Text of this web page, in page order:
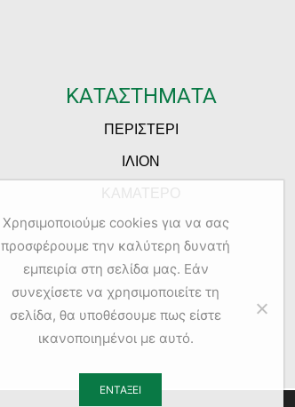
ΚΑΤΑΣΤΗΜΑΤΑ
ΠΕΡΙΣΤΕΡΙ
ΙΛΙΟΝ
Χρησιμοποιούμε cookies για να σας
προσφέρουμε την καλύτερη δυνατή
εμπειρία στη σελίδα μας. Εάν
συνεχίσετε να χρησιμοποιείτε τη
σελίδα, θα υποθέσουμε πως είστε
ικανοποιημένοι με αυτό.
ΕΝΤΆΞΕΙ